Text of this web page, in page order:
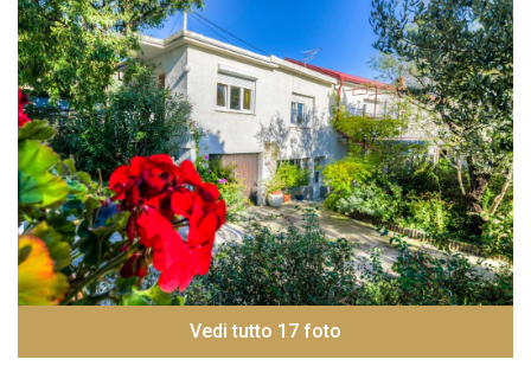
Vedi tutto 17 foto